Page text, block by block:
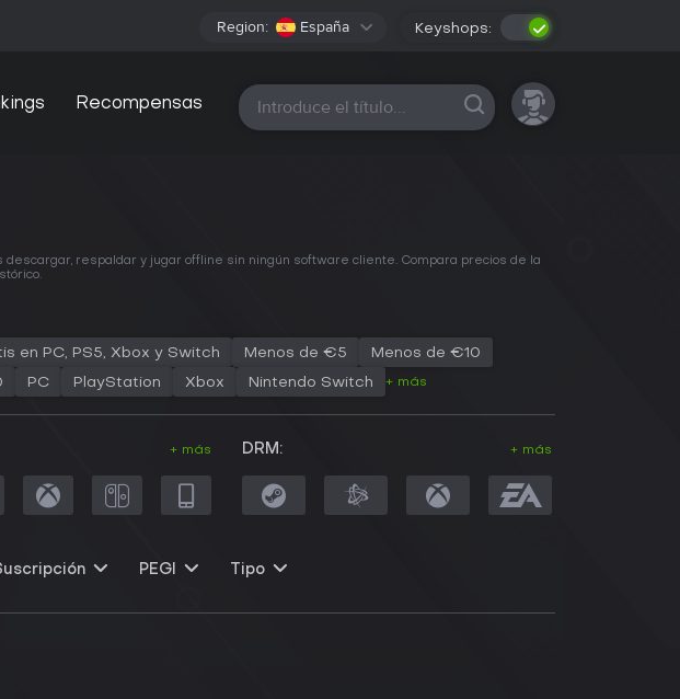
Region: España Keyshops:
Recompensas Todas las plataformas
respaldar y jugar offline sin ningún software cliente. Compara precios de la
.
en PC, PS5, Xbox y Switch Menos de €5 Menos de €10
PC PlayStation Xbox Nintendo Switch + más
+ más DRM: + más
PEGI Tipo